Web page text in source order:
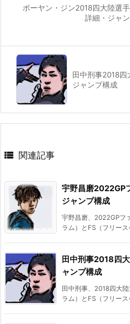
ボーヤン・ジン2018四大陸選
詳細・ジャ
田中刑事2018四
ジャンプ構成
 関連記事
宇野昌磨2022GP
ジャンプ構成
宇野昌磨、2022GPフ
ラム）とFS（フリー
田中刑事2018四
ャンプ構成
田中刑事、2018四大
ラム）とFS（フリー